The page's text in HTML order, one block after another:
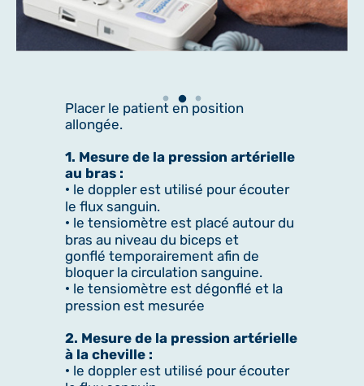
Placer le patient en position
allongée.
1. Mesure de la pression artérielle
au bras :
• le doppler est utilisé pour écouter
le flux sanguin.
• le tensiomètre est placé autour du
bras au niveau du biceps et
gonflé temporairement afin de
bloquer la circulation sanguine.
• le tensiomètre est dégonflé et la
pression est mesurée
2. Mesure de la pression artérielle
à la cheville :
• le doppler est utilisé pour écouter